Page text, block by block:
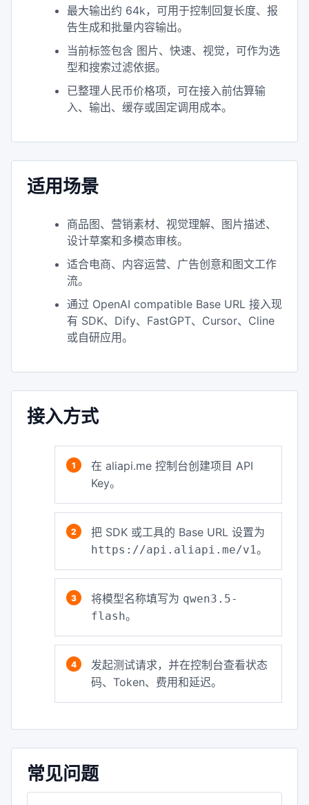
最大输出约 64k，可用于控制回复长度、报
告生成和批量内容输出。
当前标签包含 图片、快速、视觉，可作为选
型和搜索过滤依据。
已整理人民币价格项，可在接入前估算输
入、输出、缓存或固定调用成本。
适用场景
商品图、营销素材、视觉理解、图片描述、
设计草案和多模态审核。
适合电商、内容运营、广告创意和图文工作
流。
通过 OpenAI compatible Base URL 接入现
有 SDK、Dify、FastGPT、Cursor、Cline
或自研应用。
接入方式
在 aliapi.me 控制台创建项目 API
Key。
把 SDK 或工具的 Base URL 设置为
https://api.aliapi.me/v1。
将模型名称填写为 qwen3.5-
flash。
发起测试请求，并在控制台查看状态
码、Token、费用和延迟。
常见问题